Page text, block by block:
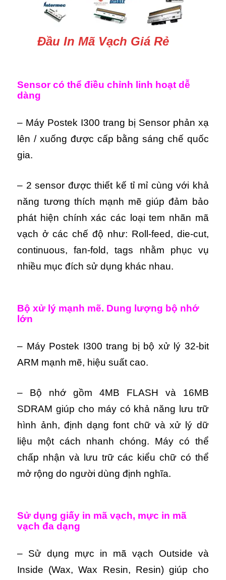
Đầu In Mã Vạch Giá Rẻ
Sensor có thể điều chỉnh linh hoạt dễ
dàng
– Máy Postek I300 trang bị Sensor phản xạ
lên / xuống được cấp bằng sáng chế quốc
gia.
– 2 sensor được thiết kế tỉ mỉ cùng với khả
năng tương thích mạnh mẽ giúp đảm bảo
phát hiện chính xác các loại tem nhãn mã
vạch ở các chế độ như: Roll-feed, die-cut,
continuous, fan-fold, tags nhằm phục vụ
nhiều mục đích sử dụng khác nhau.
Bộ xử lý mạnh mẽ. Dung lượng bộ nhớ
lớn
– Máy Postek I300 trang bị bộ xử lý 32-bit
ARM mạnh mẽ, hiệu suất cao.
– Bộ nhớ gồm 4MB FLASH và 16MB
SDRAM giúp cho máy có khả năng lưu trữ
hình ảnh, định dạng font chữ và xử lý dữ
liệu một cách nhanh chóng. Máy có thể
chấp nhận và lưu trữ các kiểu chữ có thể
mở rộng do người dùng định nghĩa.
Sử dụng giấy in mã vạch, mực in mã
vạch đa dạng
– Sử dụng mực in mã vạch Outside và
Inside (Wax, Wax Resin, Resin) giúp cho